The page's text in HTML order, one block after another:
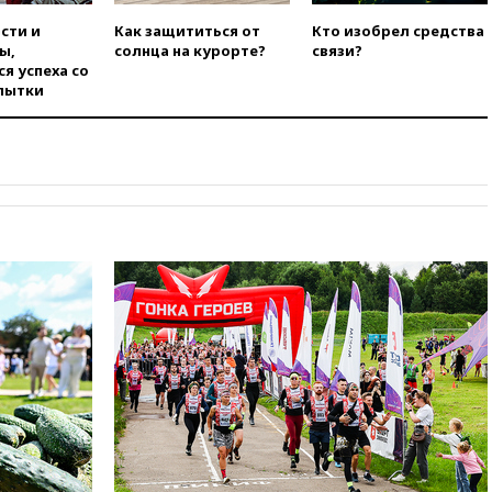
попытке попасть из Марокко в
Сеуту на параплане
00:30
FT: ЕС не готов принять в
Москве вернут утраченную
скульптуру балерины
вчера, 22:45Литовец
протаранил погранпункт при
попытке попасть в Россию
вчера, 22:28Бессент
анонсировал скорое
соглашение о прекращении
огня США и Ирана
и
успеха со
Как защититься от
солнца на курорте?
Кто изобрел средства
связи?